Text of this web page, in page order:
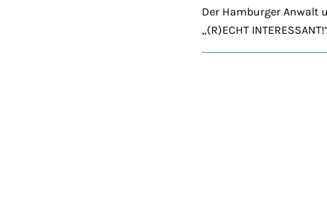
Der Hamburger Anwalt
„(R)ECHT